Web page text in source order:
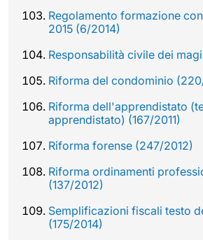
Regolamento formazione
2015 (6/2014)
Responsabilità civile dei
Riforma del condominio
Riforma dell'apprendistato
apprendistato) (167/2011)
Riforma forense (247/2012)
Riforma ordinamenti
(137/2012)
Semplificazioni fiscali testo
(175/2014)